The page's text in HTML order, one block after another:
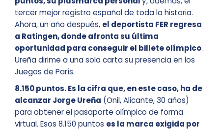
tercer mejor registro español de toda la historia.
Ahora, un año después, el deportista FER regresa
a Ratingen, donde afronta su última
oportunidad para conseguir el billete olímpico.
Ureña dirime a una sola carta su presencia en los
Juegos de París.
8.150 puntos. Es la cifra que, en este caso, ha de
alcanzar Jorge Ureña (Onil, Alicante, 30 años)
para obtener el pasaporte olímpico de forma
virtual. Esos 8.150 puntos es la marca exigida por